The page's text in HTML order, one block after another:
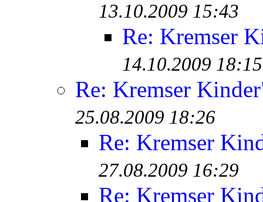
13.10.2009 15:43
Re: Kremser
14.10.2009 18:15
Re: Kremser
25.08.2009 18:26
Re: Kremser
27.08.2009 16:29
Re: Kremser